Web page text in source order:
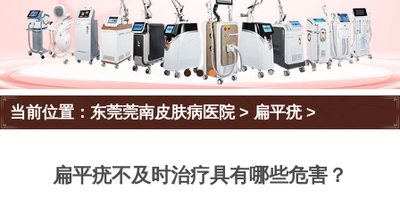
当前位置：东莞莞南皮肤病医院> 扁平疣>
扁平疣不及时治疗具有哪些危害？